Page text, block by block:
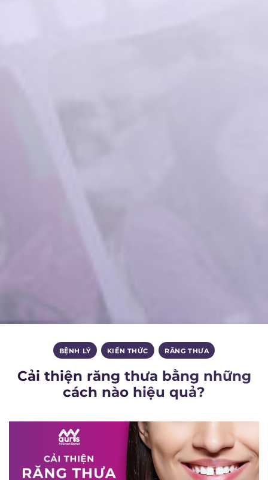
BỆNH LÝ , KIẾN THỨC , RĂNG THƯA
Cải thiện răng thưa bằng những
cách nào hiệu quả?